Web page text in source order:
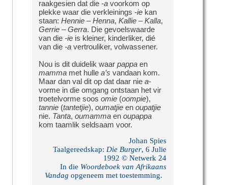
raakgesien dat die -a voorkom op
plekke waar die verkleinings -ie kan
staan:Hennie –Henna,Kallie –Kalla,
Gerrie –Gerra. Die gevoelswaarde
van die -ie is kleiner, kinderliker, dié
van die -a vertrouliker, volwassener.
Nou is dit duidelik waarpappa en
mamma met hullea’s vandaan kom.
Maar dan val dit op dat daar niea-
vorme in die omgang ontstaan het vir
troetelvorme soosomie (oompie),
tannie (tantetjie),oumatjie enoupatjie
nie. Tanta,oumamma enoupappa
kom taamlik seldsaam voor.
Johan Spies
Taalgereedskap: Die Burger, 6 Julie
1992 © Netwerk 24
In die Woordeboek van Afrikaans
Vandag opgeneem met toestemming.